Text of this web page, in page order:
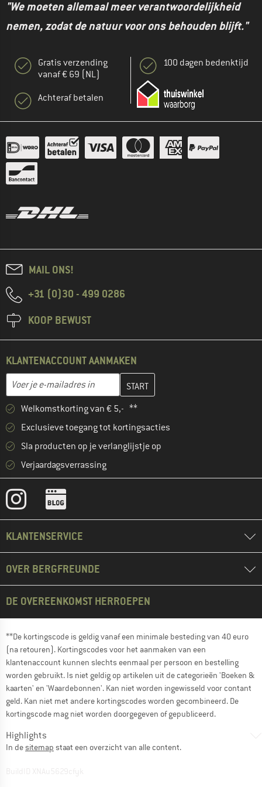
"We moeten allemaal meer verantwoordelijkheid
nemen, zodat de natuur voor ons behouden blijft."
Gratis verzending
vanaf € 69 (NL)
Achteraf betalen
100 dagen bedenktijd
MAIL ONS!
+31 (0)30 - 499 0286
KOOP BEWUST
KLANTENACCOUNT AANMAKEN
E-mailadres
Vul je e-mailadres hier in en maak in de volgende stap je
Welkomstkorting van € 5,- **
Exclusieve toegang tot kortingsacties
Sla producten op je verlanglijstje op
Verjaardagsverrassing
KLANTENSERVICE
OVER BERGFREUNDE
DE OVEREENKOMST HERROEPEN
**De kortingscode is geldig vanaf een minimale besteding van 40 euro
(na retouren). Kortingscodes voor het aanmaken van een
klantenaccount kunnen slechts eenmaal per persoon en bestelling
worden gebruikt. Is niet geldig op artikelen uit de categorieën 'Boeken &
kaarten' en 'Waardebonnen'. Kan niet worden ingewisseld voor contant
geld. Kan niet met andere kortingscodes worden gecombineerd. De
kortingscode mag niet worden doorgegeven of gepubliceerd.
Highlights
In desitemap staat een overzicht van alle content.